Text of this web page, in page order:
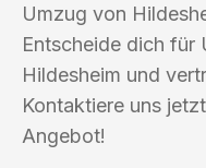
Umzug von
Entscheide dich für
Hildesheim und
Kontaktiere uns
Angebot!